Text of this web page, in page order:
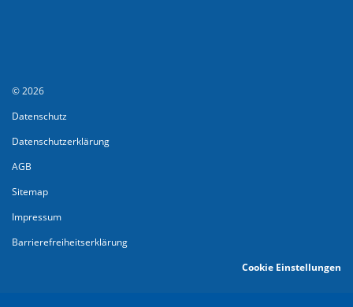
© 2026
Datenschutz
Datenschutzerklärung
AGB
Sitemap
Impressum
Barrierefreiheitserklärung
Cookie Einstellungen